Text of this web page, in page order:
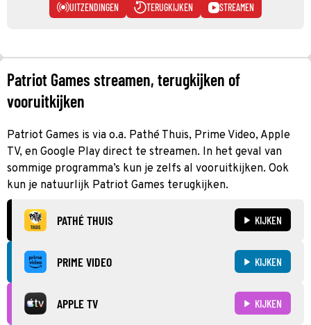
UITZENDINGEN TERUGKIJKEN STREAMEN
Patriot Games streamen, terugkijken of
vooruitkijken
Patriot Games is via o.a. Pathé Thuis, Prime Video, Apple
TV, en Google Play direct te streamen. In het geval van
sommige programma’s kun je zelfs al vooruitkijken. Ook
kun je natuurlijk Patriot Games terugkijken.
PATHÉ THUIS KIJKEN
PRIME VIDEO KIJKEN
APPLE TV KIJKEN